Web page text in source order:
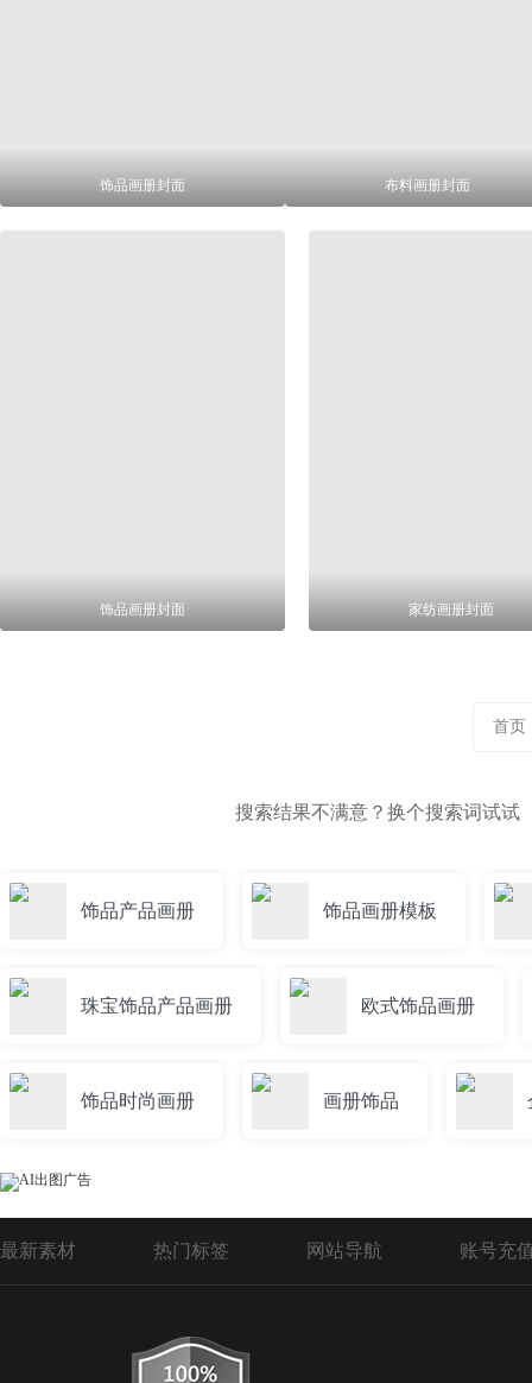
饰品画册封面 布料画册封面
饰品画册封面 家纺画册封面
首页
搜索结果不满意？换个搜索词试试
饰品产品画册 饰品画册模板
珠宝饰品产品画册 欧式饰品画册
饰品时尚画册 画册饰品
最新素材 热门标签 网站导航 账号充